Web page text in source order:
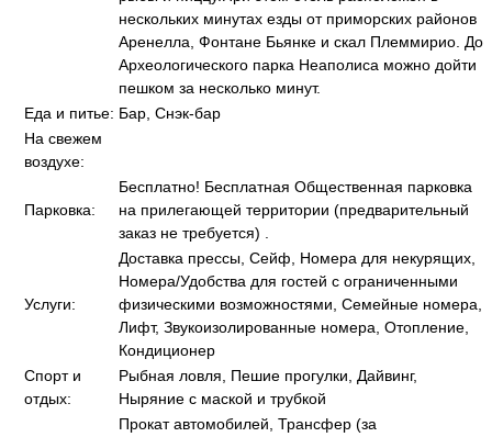
нескольких минутах езды от приморских районов
Аренелла, Фонтане Бьянке и скал Племмирио. До
Археологического парка Неаполиса можно дойти
пешком за несколько минут.
Еда и питье: Бар, Снэк-бар
На свежем
воздухе:
Парковка:
Бесплатно! Бесплатная Общественная парковка
на прилегающей территории (предварительный
заказ не требуется) .
Услуги:
Доставка прессы, Сейф, Номера для некурящих,
Номера/Удобства для гостей с ограниченными
физическими возможностями, Семейные номера,
Лифт, Звукоизолированные номера, Отопление,
Кондиционер
Спорт и
отдых:
Рыбная ловля, Пешие прогулки, Дайвинг,
Ныряние с маской и трубкой
Прокат автомобилей, Трансфер (за